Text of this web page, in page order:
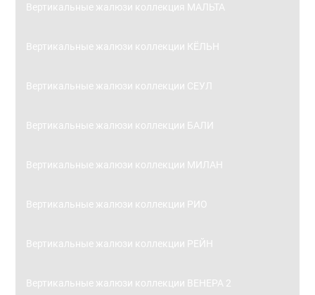
Вертикальные жалюзи коллекция МАЛЬТА
Вертикальные жалюзи коллекции КЁЛЬН
Вертикальные жалюзи коллекции СЕУЛ
Вертикальные жалюзи коллекции БАЛИ
Вертикальные жалюзи коллекции МИЛАН
Вертикальные жалюзи коллекции РИО
Вертикальные жалюзи коллекции РЕЙН
Вертикальные жалюзи коллекции ВЕНЕРА 2